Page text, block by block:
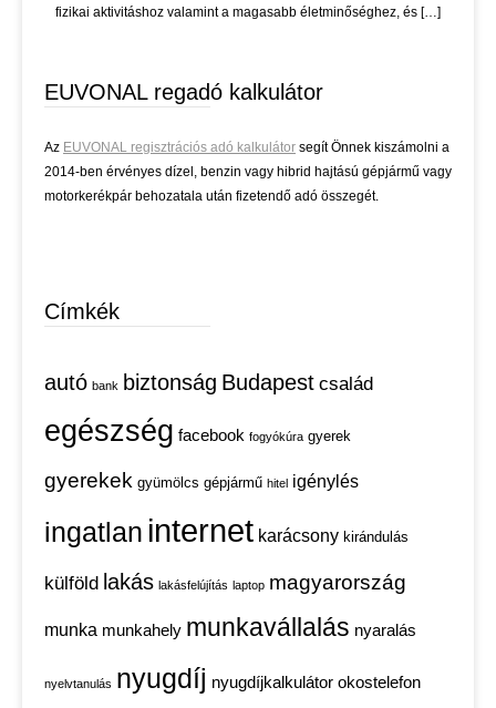
fizikai aktivitáshoz valamint a magasabb életminőséghez, és […]
EUVONAL regadó kalkulátor
Az EUVONAL regisztrációs adó kalkulátor segít Önnek kiszámolni a
2014-ben érvényes dízel, benzin vagy hibrid hajtású gépjármű vagy
motorkerékpár behozatala után fizetendő adó összegét.
Címkék
autó bank biztonság Budapest család
egészség facebook fogyókúra gyerek
gyerekek gyümölcs gépjármű hitel igénylés
ingatlan internet karácsony kirándulás
külföld lakás lakásfelújítás laptop magyarország
munka munkahely munkavállalás nyaralás
nyelvtanulás nyugdíj nyugdíjkalkulátor okostelefon